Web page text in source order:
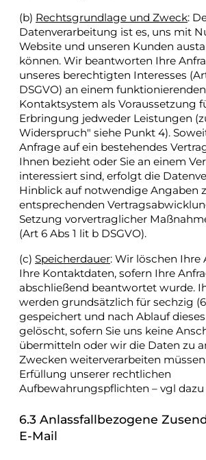
(b) Rechtsgrundlage und Zweck:
Datenverarbeitung ist es, uns mit
Website und unseren Kunden
können. Wir beantworten Ihre
unseres berechtigten Interesses
DSGVO) an einem funktionierenden
Kontaktsystem als Voraussetzung
Erbringung jedweder Leistungen
Widerspruch" siehe Punkt 4).
Anfrage auf ein bestehendes
Ihnen bezieht oder Sie an einem
interessiert sind, erfolgt die
Hinblick auf notwendige Angaben
entsprechenden
Setzung vorvertraglicher
(Art 6 Abs 1 lit b DSGVO).
(c) Speicherdauer: Wir löschen Ihre
Ihre Kontaktdaten, sofern Ihre
abschließend beantwortet wurde.
werden grundsätzlich für sechzig
gespeichert und nach Ablauf
gelöscht, sofern Sie uns keine
übermitteln oder wir die Daten zu
Zwecken weiterverarbeiten
Erfüllung unserer rechtlichen
Aufbewahrungspflichten – vgl dazu
6.3 Anlassfallbezogene
E-Mail